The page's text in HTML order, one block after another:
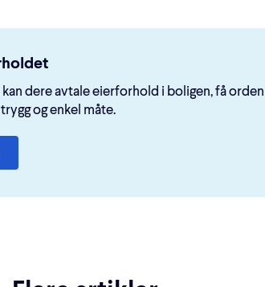
dere avtale eierforhold i boligen, få
og enkel måte.